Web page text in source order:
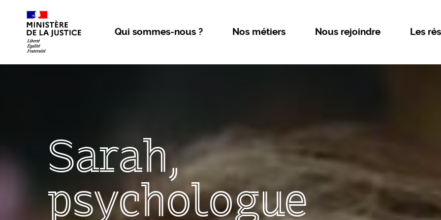
Aller au contenu
Qui sommes-nous ? Nos métiers Nous rejoindre Les
Sarah,
psychologue